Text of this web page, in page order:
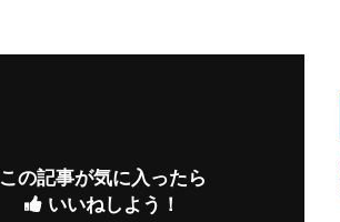
この記事が気に入ったら
いいねしよう！